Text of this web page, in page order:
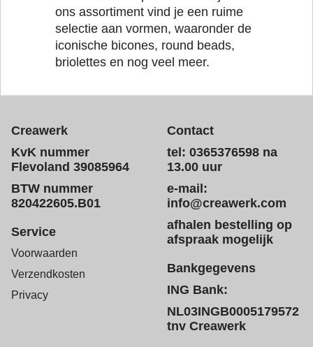
ons assortiment vind je een ruime
selectie aan vormen, waaronder de
iconische bicones, round beads,
briolettes en nog veel meer.
Creawerk
KvK nummer
Flevoland 39085964
BTW nummer
820422605.B01
Contact
tel: 0365376598 na
13.00 uur
e-mail:
info@creawerk.com
afhalen bestelling op
afspraak mogelijk
Service
Voorwaarden
Verzendkosten
Privacy
Bankgegevens
ING Bank:
NL03INGB0005179572
tnv Creawerk